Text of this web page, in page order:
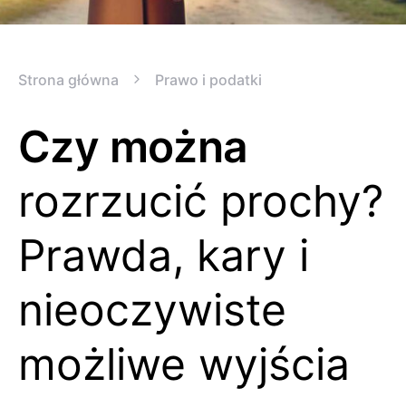
Strona główna Prawo i podatki
Czy można
rozrzucić prochy?
Prawda, kary i
nieoczywiste
możliwe wyjścia